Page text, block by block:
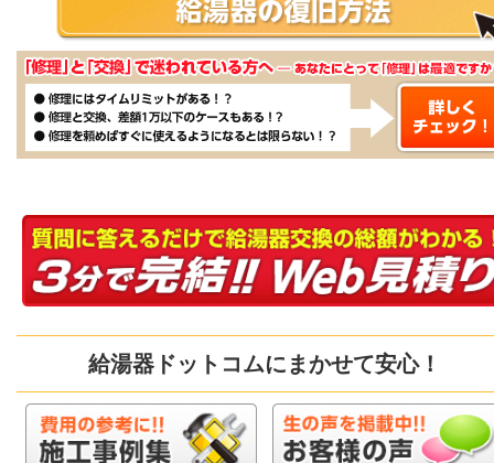
給湯器ドットコムにまかせて安心！